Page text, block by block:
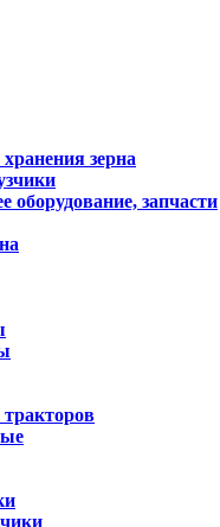
зерна
оборудование, запчасти